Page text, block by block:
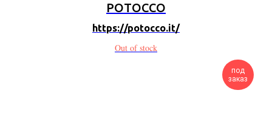
POTOCCO
https://potocco.it/
Out of stock
под
заказ